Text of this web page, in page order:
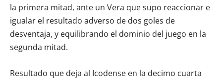
la primera mitad, ante un Vera que supo reaccionar e
igualar el resultado adverso de dos goles de
desventaja, y equilibrando el dominio del juego en la
segunda mitad.
Resultado que deja al Icodense en la decimo cuarta